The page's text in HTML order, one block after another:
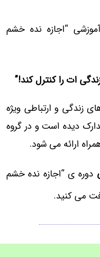
“اجازه نده خشم
ات را کنترل کند!”
زندگی و ارتباطی ویژه
دیده است و در گروه
ارائه می شود.
دوره ی “اجازه نده خشم
می کنید.